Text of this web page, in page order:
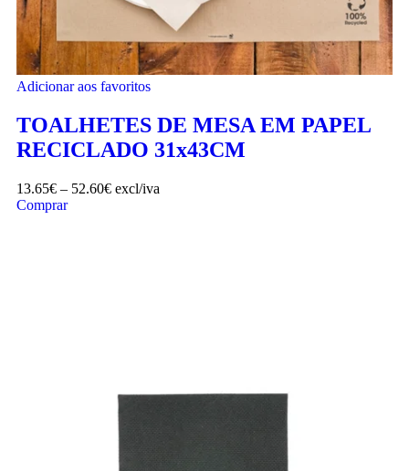
Adicionar aos favoritos
TOALHETES DE MESA EM PAPEL
RECICLADO 31x43CM
13.65€ – 52.60€ excl/iva
Comprar